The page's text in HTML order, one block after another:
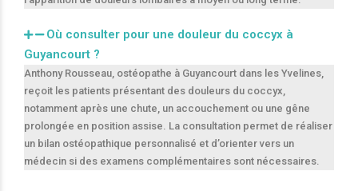
Où consulter pour une douleur du coccyx à
Guyancourt ?
Anthony Rousseau, ostéopathe à Guyancourt dans les Yvelines,
reçoit les patients présentant des douleurs du coccyx,
notamment après une chute, un accouchement ou une gêne
prolongée en position assise. La consultation permet de réaliser
un bilan ostéopathique personnalisé et d’orienter vers un
médecin si des examens complémentaires sont nécessaires.